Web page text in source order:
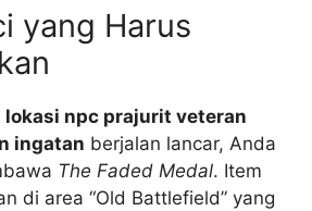
yang Harus
lokasi npc prajurit veteran
ingatan berjalan lancar, Anda
The Faded Medal. Item
di area “Old Battlefield” yang